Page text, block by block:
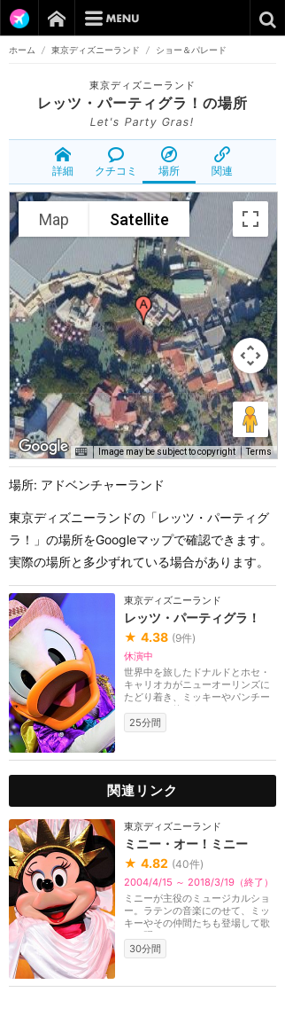
ホーム / 東京ディズニーランド / ショー＆パレード
東京ディズニーランド
レッツ・パーティグラ！ の場所
Let's Party Gras!
詳細 クチコミ 場所 関連
Map Satellite
Image may be subject to copyright Terms
場所: アドベンチャーランド
東京ディズニーランドの「レッツ・パーティグ
ラ！」の場所をGoogleマップで確認できます。
実際の場所と多少ずれている場合があります。
東京ディズニーランド
レッツ・パーティグラ！
★ 4.38 (9件)
休演中
世界中を旅したドナルドとホセ・
キャリオカがニューオーリンズに
たどり着き、ミッキーやパンチー
トたちも一緒にな...
25分間
関連リンク
東京ディズニーランド
ミニー・オー！ミニー
★ 4.82 (40件)
2004/4/15 ～ 2018/3/19（終了）
ミニーが主役のミュージカルショ
ー。ラテンの音楽にのせて、ミッ
キーやその仲間たちも登場して歌
って踊るパワフル...
30分間